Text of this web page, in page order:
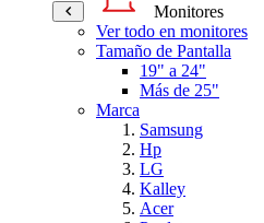
Monitores
Ver todo en monitores
Tamaño de Pantalla
19" a 24"
Más de 25"
Marca
Samsung
Hp
LG
Kalley
Acer